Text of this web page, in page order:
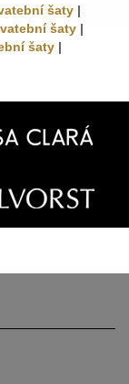
šaty |
šaty |
šaty |